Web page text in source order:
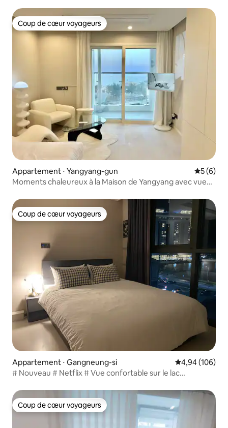
Coup de cœur voyageurs
Coup de cœur voyageurs
Appartement ⋅ Yangyang-gun
5 (6)
Moments chaleureux à la Maison de Yangyang avec vue
#Sokcho #Mer
Coup de cœur voyageurs
Coup de cœur voyageurs
Appartement ⋅ Gangneung-si Évaluation
4,94 (106)
# Nouveau # Netflix # Vue confortable sur le lac
Repos # Gyeongpo Haute Mer
Coup de cœur voyageurs
Coup de cœur voyageurs